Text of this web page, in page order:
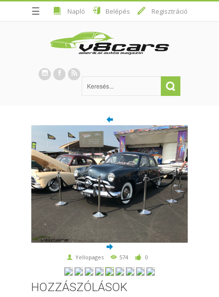
☰ Napló Belépés Regisztráció
Yellopages 574 0
HOZZÁSZÓLÁSOK